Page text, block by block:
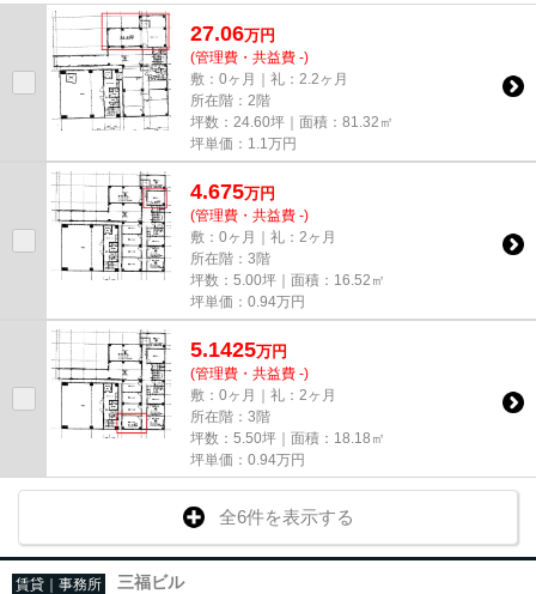
尚、弊社ではおとり広告は一切...
27.06万円
(管理費・共益費 -)
敷：0ヶ月｜礼：2.2ヶ月
所在階：2階
坪数：24.60坪｜面積：81.32㎡
坪単価： 1.1 万円
4.675万円
(管理費・共益費 -)
敷：0ヶ月｜礼：2ヶ月
所在階：3階
坪数：5.00坪｜面積：16.52㎡
坪単価： 0.94万円
5.1425万円
(管理費・共益費 -)
敷：0ヶ月｜礼：2ヶ月
所在階：3階
坪数：5.50坪｜面積：18.18㎡
坪単価： 0.94万円
全6件を表示する
賃貸｜事務所 三福ビル